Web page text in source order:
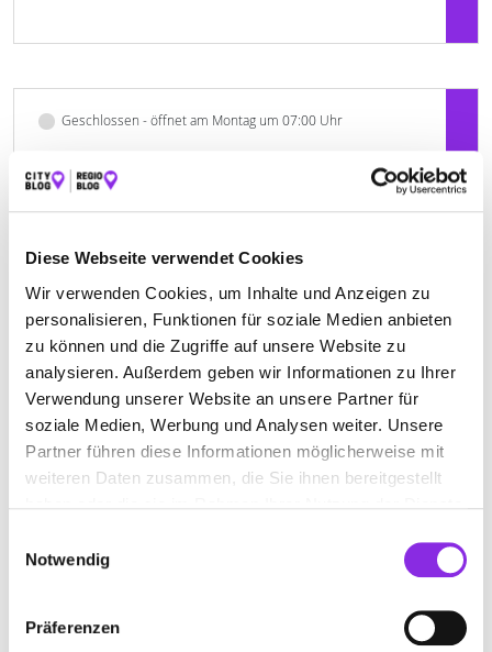
Diese Webseite verwendet Cookies
Wir verwenden Cookies, um Inhalte und Anzeigen zu
personalisieren, Funktionen für soziale Medien anbieten
zu können und die Zugriffe auf unsere Website zu
analysieren. Außerdem geben wir Informationen zu Ihrer
Verwendung unserer Website an unsere Partner für
soziale Medien, Werbung und Analysen weiter. Unsere
Partner führen diese Informationen möglicherweise mit
weiteren Daten zusammen, die Sie ihnen bereitgestellt
Notwendig
Präferenzen
Geschlossen - öffnet am Montag um 07:00 Uhr
MALER WERNER EGBR MALER- UND
AUTOLACKIERBETRIEB
+4975222551
www.maler-werner-wangen.de